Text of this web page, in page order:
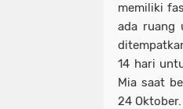
memiliki
ada ruang
14 hari
Mia saat
24 Oktober.